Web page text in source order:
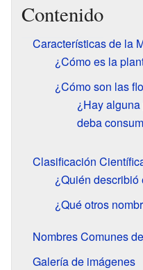
Contenido
Características de la
¿Cómo es la
¿Cómo son las
¿Hay
deba
Clasificación
¿Quién describió
¿Qué otros
Nombres Comunes
Galería de imágenes